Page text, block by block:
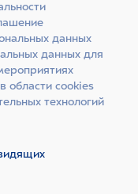
данных
данных для
области cookies
технологий